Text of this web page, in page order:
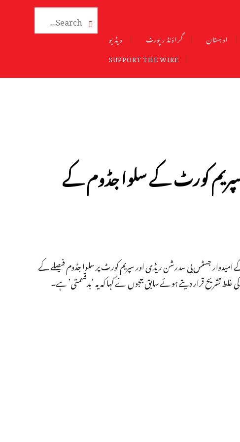
ادبستان گراؤنڈ رپورٹ
ویڈیو
SUPPORT THE WIRE

کورٹ کے سلوا جڈوم کے
جسٹس بی سدرشن ریڈی اور سپریم کورٹ پر سلوا جڈوم فیصلے کے
غلط تشریح قرار دیتے ہوئے سابق ججوں نے کہا کہ یہ ‘بدقسمتی’ ہے۔